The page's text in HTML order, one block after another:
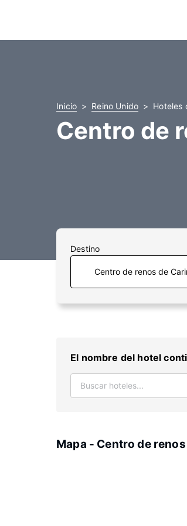
Inicio Reino Unido Hoteles
Centro de
Destino
El nombre del hotel
Mapa - Centro de